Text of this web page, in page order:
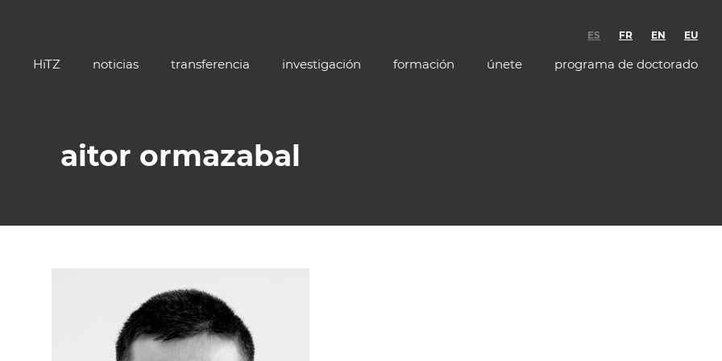
ES FR EN EU
HiTZ noticias transferencia investigación formación únete programa de doctorado
aitor ormazabal